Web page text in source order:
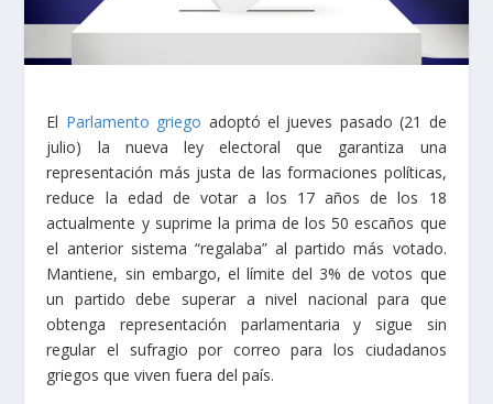
El Parlamento griego adoptó el jueves pasado (21 de
julio) la nueva ley electoral que garantiza una
representación más justa de las formaciones políticas,
reduce la edad de votar a los 17 años de los 18
actualmente y suprime la prima de los 50 escaños que
el anterior sistema “regalaba” al partido más votado.
Mantiene, sin embargo, el límite del 3% de votos que
un partido debe superar a nivel nacional para que
obtenga representación parlamentaria y sigue sin
regular el sufragio por correo para los ciudadanos
griegos que viven fuera del país.